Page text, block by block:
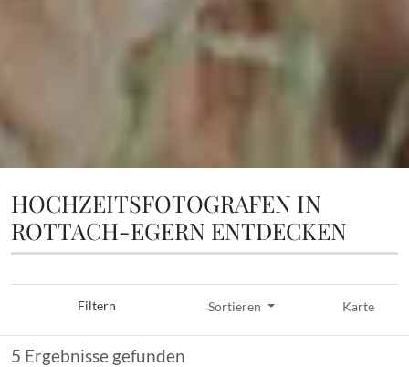
HOCHZEITSFOTOGRAFEN IN
ROTTACH-EGERN ENTDECKEN
Filtern Sortieren Karte
5 Ergebnisse gefunden